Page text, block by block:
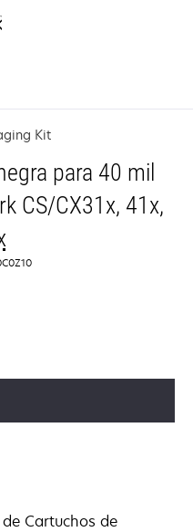
Kit
para 40 mil
CS/CX31x, 41x,
Cartuchos de